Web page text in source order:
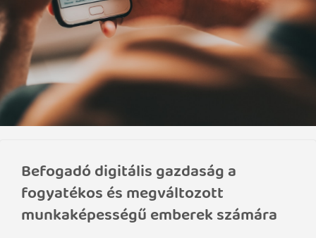
Befogadó digitális gazdaság a
fogyatékos és megváltozott
munkaképességű emberek számára